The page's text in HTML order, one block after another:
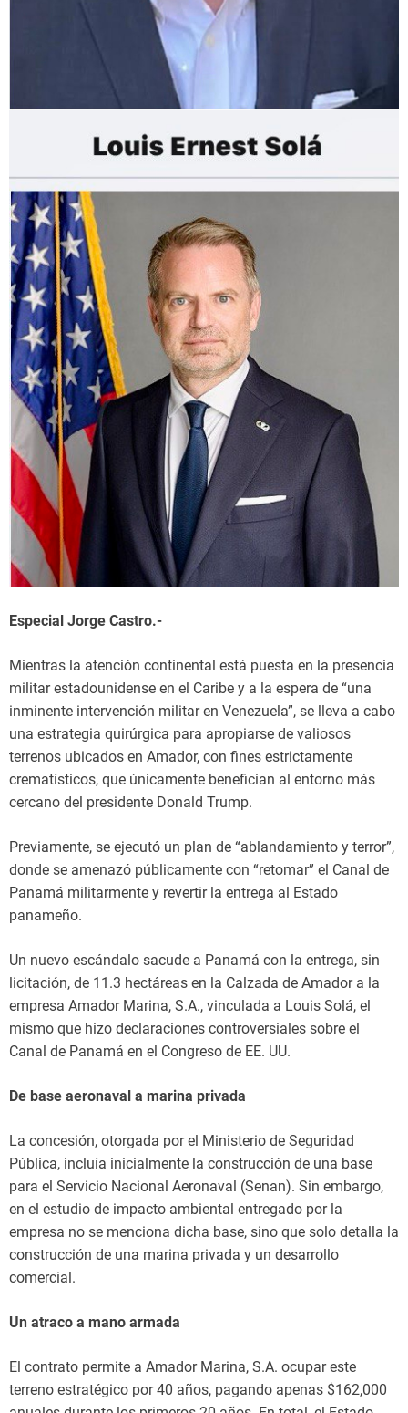
Especial Jorge Castro.-
Mientras la atención continental está puesta en la presencia
militar estadounidense en el Caribe y a la espera de “una
inminente intervención militar en Venezuela”, se lleva a cabo
una estrategia quirúrgica para apropiarse de valiosos
terrenos ubicados en Amador, con fines estrictamente
crematísticos, que únicamente benefician al entorno más
cercano del presidente Donald Trump.
Previamente, se ejecutó un plan de “ablandamiento y terror”,
donde se amenazó públicamente con “retomar” el Canal de
Panamá militarmente y revertir la entrega al Estado
panameño.
Un nuevo escándalo sacude a Panamá con la entrega, sin
licitación, de 11.3 hectáreas en la Calzada de Amador a la
empresa Amador Marina, S.A., vinculada a Louis Solá, el
mismo que hizo declaraciones controversiales sobre el
Canal de Panamá en el Congreso de EE. UU.
De base aeronaval a marina privada
La concesión, otorgada por el Ministerio de Seguridad
Pública, incluía inicialmente la construcción de una base
para el Servicio Nacional Aeronaval (Senan). Sin embargo,
en el estudio de impacto ambiental entregado por la
empresa no se menciona dicha base, sino que solo detalla la
construcción de una marina privada y un desarrollo
comercial.
Un atraco a mano armada
El contrato permite a Amador Marina, S.A. ocupar este
terreno estratégico por 40 años, pagando apenas $162,000